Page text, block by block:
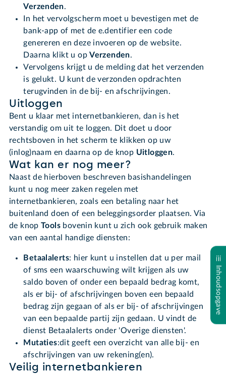
Verzenden.
In het vervolgscherm moet u bevestigen met de
bank-app of met de e.dentifier een code
genereren en deze invoeren op de website.
Daarna klikt u opVerzenden.
Vervolgens krijgt u de melding dat het verzenden
is gelukt. U kunt de verzonden opdrachten
terugvinden in de bij- en afschrijvingen.
Uitloggen
Bent u klaar met internetbankieren, dan is het
verstandig om uit te loggen. Dit doet u door
rechtsboven in het scherm te klikken op uw
(inlog)naam en daarna op de knop Uitloggen.
Wat kan er nog meer?
Naast de hierboven beschreven basishandelingen
kunt u nog meer zaken regelen met
internetbankieren, zoals een betaling naar het
buitenland doen of een beleggingsorder plaatsen. Via
de knopToolsbovenin kunt u zich ook gebruik maken
van een aantal handige diensten:
Betaalalerts: hier kunt u instellen dat u per mail
of sms een waarschuwing wilt krijgen als uw
saldo boven of onder een bepaald bedrag komt,
als er bij- of afschrijvingen boven een bepaald
bedrag zijn gegaan of als er bij- of afschrijvingen
van een bepaalde partij zijn gedaan. U vindt de
dienst Betaalalerts onder 'Overige diensten'.
Mutaties:dit geeft een overzicht van alle bij- en
afschrijvingen van uw rekening(en).
Veilig internetbankieren
Inhoudsopgave